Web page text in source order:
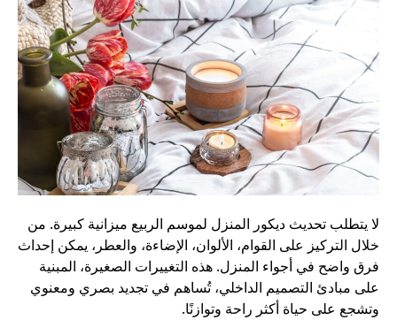
لا يتطلب تحديث ديكور المنزل لموسم الربيع ميزانية كبيرة. من
خلال التركيز على القوام، الألوان، الإضاءة، والعطر، يمكن إحداث
فرق واضح في أجواء المنزل. هذه التغييرات الصغيرة، المبنية
على مبادئ التصميم الداخلي، تُساهم في تجديد بصري ومعنوي
وتشجع على حياة أكثر راحة وتوازنًا.